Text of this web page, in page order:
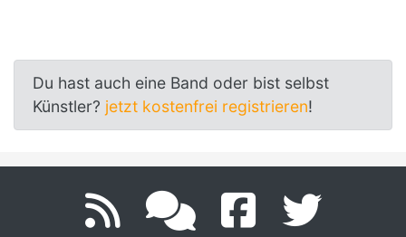
Du hast auch eine Band oder bist selbst
Künstler? jetzt kostenfrei registrieren!